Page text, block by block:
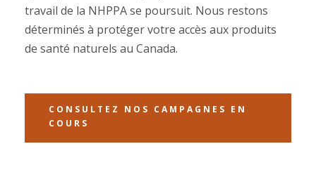
travail de la NHPPA se poursuit. Nous restons
déterminés à protéger votre accès aux produits
de santé naturels au Canada.
CONSULTEZ NOS CAMPAGNES EN
COURS